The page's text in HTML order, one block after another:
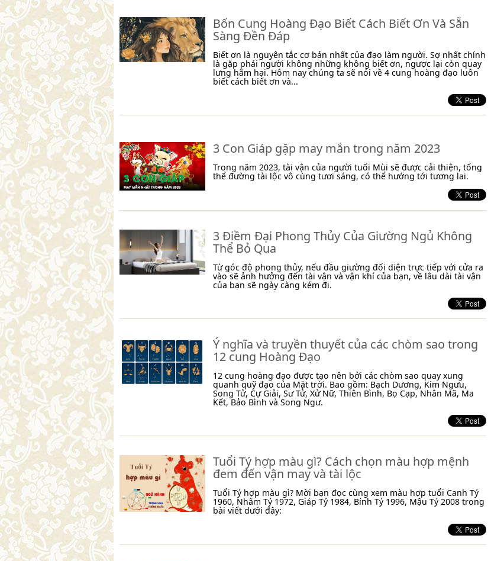
Bốn Cung Hoàng Đạo Biết Cách Biết Ơn Và Sẵn
Sàng Đền Đáp
Biết ơn là nguyên tắc cơ bản nhất của đạo làm người. Sợ nhất chính
là gặp phải người không những không biết ơn, ngược lại còn quay
lưng hãm hại. Hôm nay chúng ta sẽ nói về 4 cung hoàng đạo luôn
biết cách biết ơn và...
3 Con Giáp gặp may mắn trong năm 2023
Trong năm 2023, tài vận của người tuổi Mùi sẽ được cải thiện, tổng
thể đường tài lộc vô cùng tươi sáng, có thể hướng tới tương lai.
3 Điềm Đại Phong Thủy Của Giường Ngủ Không
Thể Bỏ Qua
Từ góc độ phong thủy, nếu đầu giường đối diện trực tiếp với cửa ra
vào sẽ ảnh hưởng đến tài vận và vận khí của bạn, về lâu dài tài vận
của bạn sẽ ngày càng kém đi.
Ý nghĩa và truyền thuyết của các chòm sao trong
12 cung Hoàng Đạo
12 cung hoàng đạo được tạo nên bởi các chòm sao quay xung
quanh quỹ đạo của Mặt trời. Bao gồm: Bạch Dương, Kim Ngưu,
Song Tử, Cự Giải, Sư Tử, Xử Nữ, Thiên Bình, Bọ Cạp, Nhân Mã, Ma
Kết, Bảo Bình và Song Ngư.
Tuổi Tý hợp màu gì? Cách chọn màu hợp mệnh
đem đến vận may và tài lộc
Tuổi Tý hợp màu gì? Mời bạn đọc cùng xem màu hợp tuổi Canh Tý
1960, Nhâm Tý 1972, Giáp Tý 1984, Bính Tý 1996, Mậu Tý 2008 trong
bài viết dưới đây: